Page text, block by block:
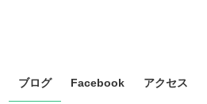
ブログ Facebook アクセス